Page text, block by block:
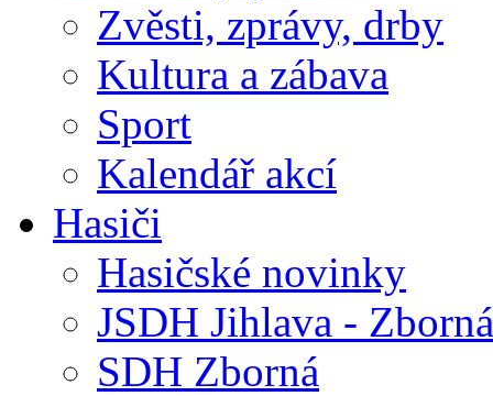
Zvěsti, zprávy, drby
Kultura a zábava
Sport
Kalendář akcí
Hasiči
Hasičské novinky
JSDH Jihlava - Zborná
SDH Zborná